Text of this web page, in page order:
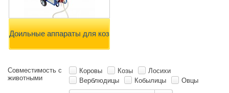
Доильные аппараты для коз
Совместимость с
животными
Коровы Козы
Лосихи
Верблюдицы
Кобылицы Овцы